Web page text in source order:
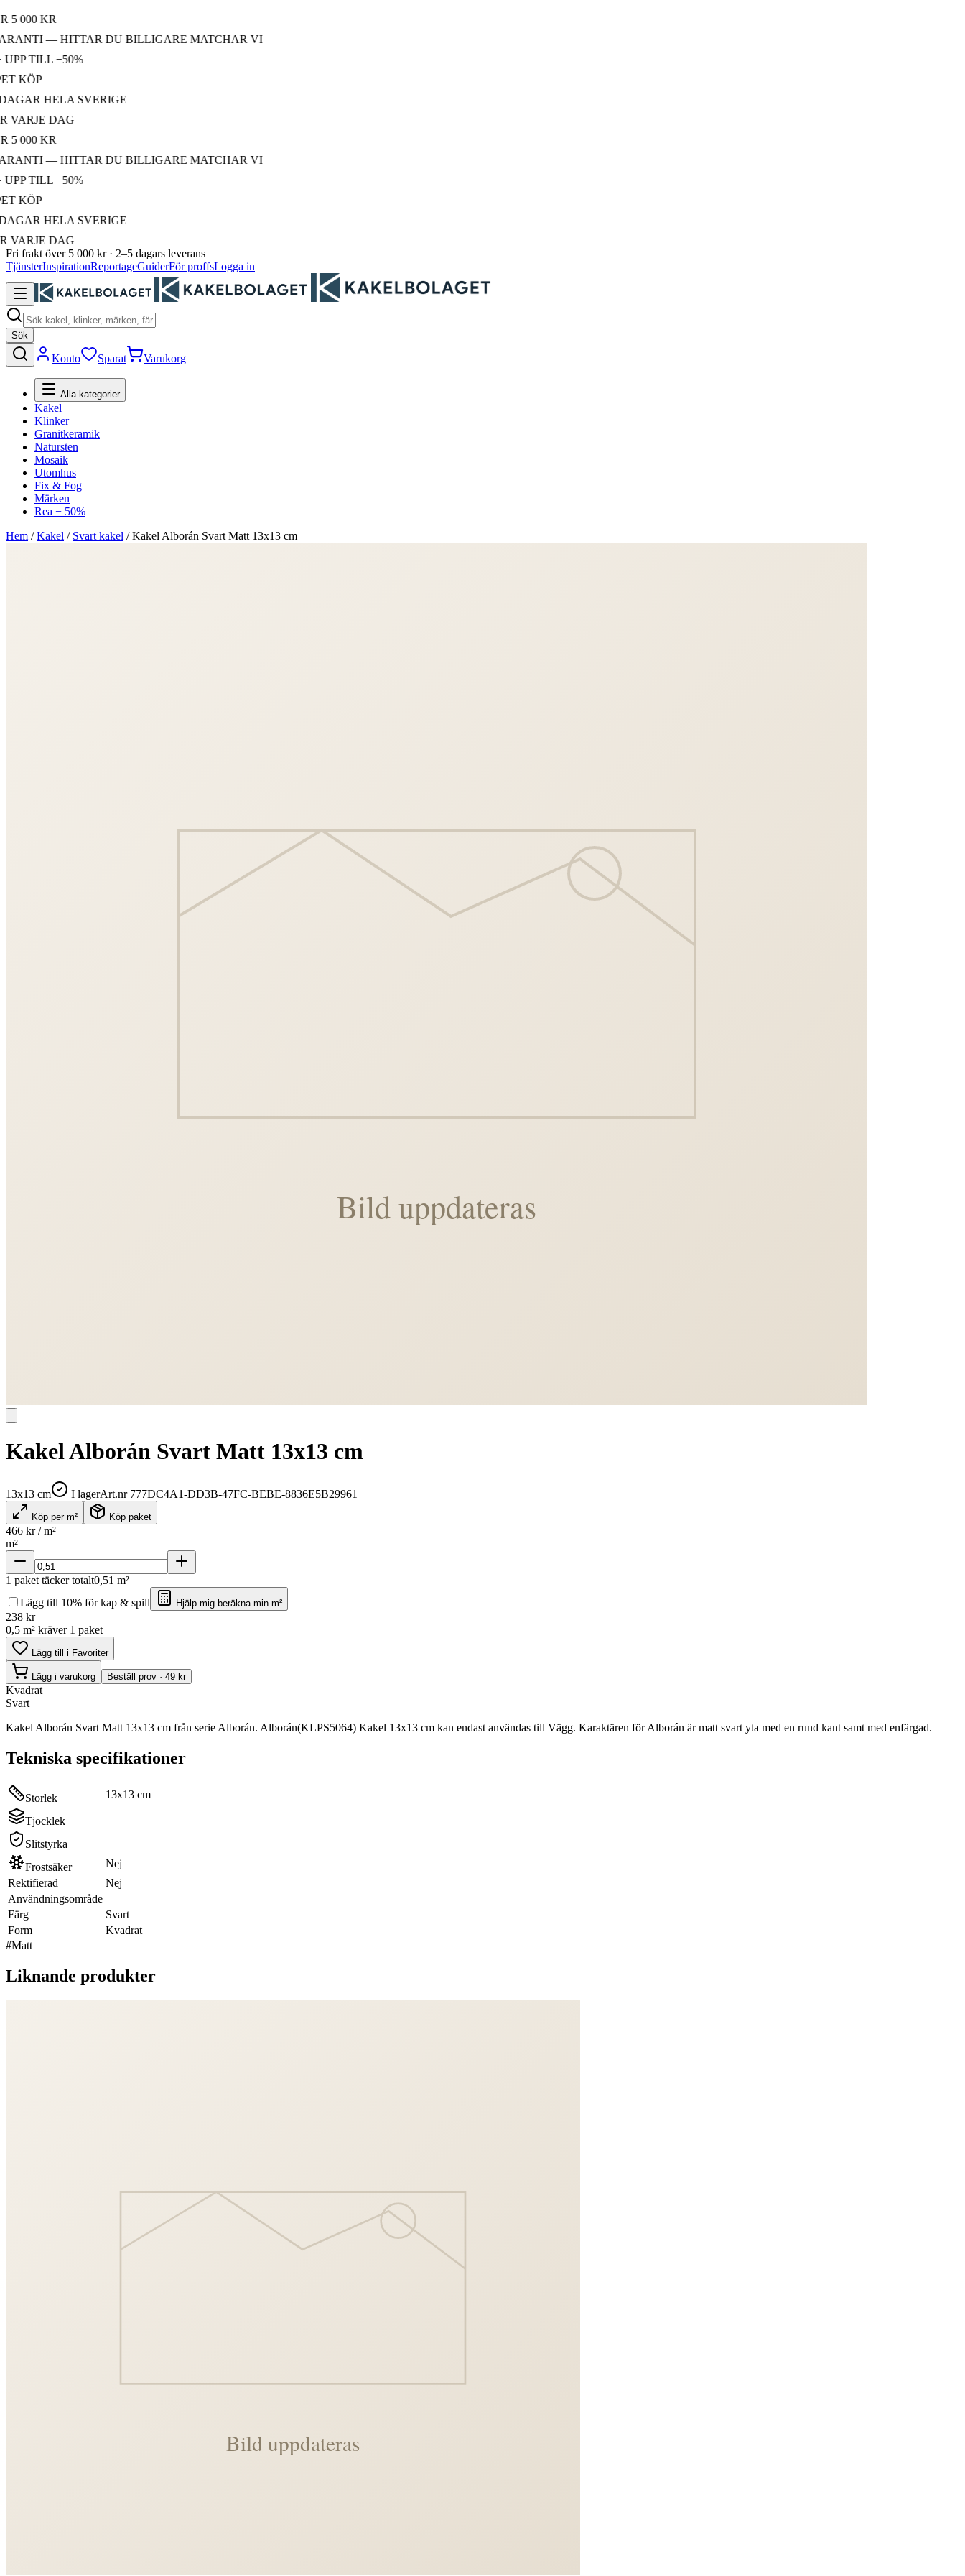
KR
— HITTAR DU BILLIGARE MATCHAR VI
TILL −50%
HELA SVERIGE
DAG
KR
— HITTAR DU BILLIGARE MATCHAR VI
TILL −50%
HELA SVERIGE
DAG
Fri frakt över 5 000 kr · 2–5 dagars leverans
TjänsterInspirationReportageGuiderFör proffsLogga in
Sök
Konto Sparat Varukorg
Alla kategorier
Kakel
Klinker
Granitkeramik
Natursten
Mosaik
Utomhus
Fix & Fog
Märken
Rea − 50%
Hem /Kakel / Svart kakel /Kakel Alborán Svart Matt 13x13 cm
Kakel Alborán Svart Matt 13x13 cm
13x13 cm I lagerArt.nr 777DC4A1-DD3B-47FC-BEBE-8836E5B29961
Köp per m² Köp paket
466 kr / m²
m²
1 paket täcker totalt0,51 m²
Lägg till 10% för kap & spill
Hjälp mig beräkna min m²
238 kr
0,5 m² kräver 1 paket
Lägg till i Favoriter
Lägg i varukorg Beställ prov · 49 kr
Kvadrat
Svart
Kakel Alborán Svart Matt 13x13 cm från serie Alborán. Alborán(KLPS5064) Kakel 13x13 cm kan endast användas till Vägg. Karaktären för Alborán är matt svart yta med en rund kant samt med enfärgad.
Tekniska specifikationer
Storlek 13x13 cm
Tjocklek
Slitstyrka
Frostsäker
Nej
Rektifierad
Nej
Användningsområde
Färg
Svart
Form
Kvadrat
#Matt
Liknande produkter